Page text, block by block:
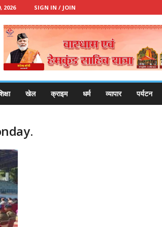
2026 SIGN IN / JOIN
खेल क्राइम धर्म व्यापार पर्यटन